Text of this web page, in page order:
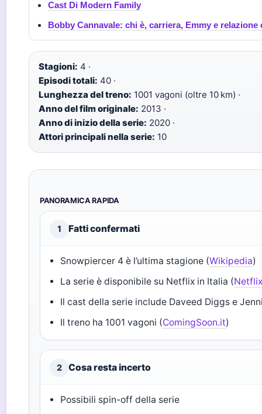
Cast Di Modern Family
Bobby Cannavale: chi è, carriera, Emmy e relazione
Stagioni: 4 ·
Episodi totali: 40 ·
Lunghezza del treno: 1001 vagoni (oltre 10 km) ·
Anno del film originale: 2013 ·
Anno di inizio della serie: 2020 ·
Attori principali nella serie: 10
PANORAMICA RAPIDA
1 Fatti confermati
Snowpiercer 4 è l’ultima stagione (Wikipedia)
La serie è disponibile su Netflix in Italia (
Il cast della serie include Daveed Diggs e
Il treno ha 1001 vagoni (ComingSoon.it)
2 Cosa resta incerto
Possibili spin-off della serie